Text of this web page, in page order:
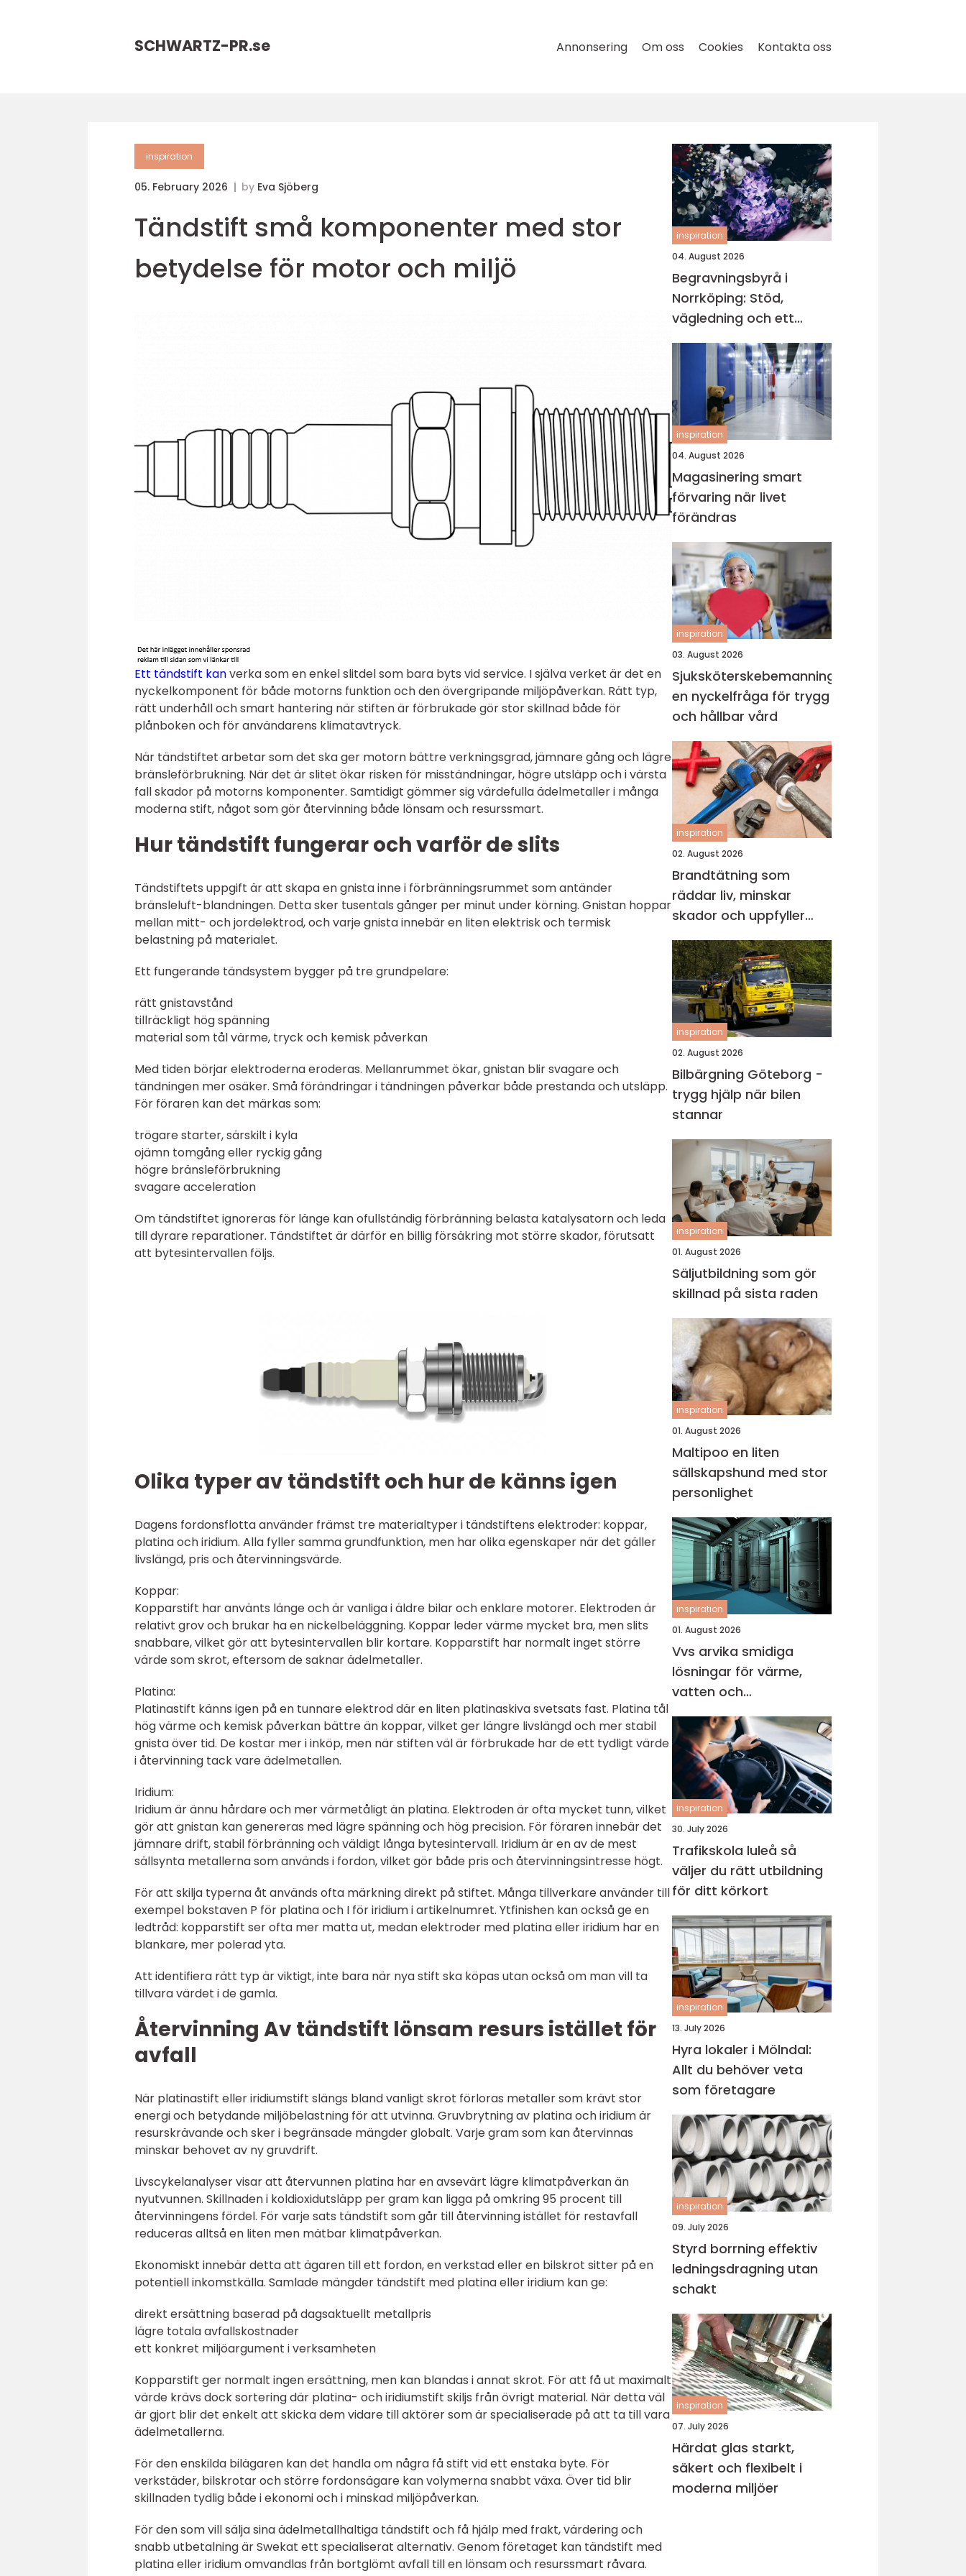
SCHWARTZ-PR.se Annonsering Om oss Cookies Kontakta oss
inspiration
05. February 2026 by Eva Sjöberg
Tändstift små komponenter med stor
betydelse för motor och miljö
Ett tändstift kanverka som en enkel slitdel som bara byts vid service. I själva verket är det en
nyckelkomponent för både motorns funktion och den övergripande miljöpåverkan. Rätt typ,
rätt underhåll och smart hantering när stiften är förbrukade gör stor skillnad både för
plånboken och för användarens klimatavtryck.
När tändstiftet arbetar som det ska ger motorn bättre verkningsgrad, jämnare gång och lägre
bränsleförbrukning. När det är slitet ökar risken för misständningar, högre utsläpp och i värsta
fall skador på motorns komponenter. Samtidigt gömmer sig värdefulla ädelmetaller i många
moderna stift, något som gör återvinning både lönsam och resurssmart.
Hur tändstift fungerar och varför de slits
Tändstiftets uppgift är att skapa en gnista inne i förbränningsrummet som antänder
bränsleluft-blandningen. Detta sker tusentals gånger per minut under körning. Gnistan hoppar
mellan mitt- och jordelektrod, och varje gnista innebär en liten elektrisk och termisk
belastning på materialet.
Ett fungerande tändsystem bygger på tre grundpelare:
rätt gnistavstånd
tillräckligt hög spänning
material som tål värme, tryck och kemisk påverkan
Med tiden börjar elektroderna eroderas. Mellanrummet ökar, gnistan blir svagare och
tändningen mer osäker. Små förändringar i tändningen påverkar både prestanda och utsläpp.
För föraren kan det märkas som:
trögare starter, särskilt i kyla
ojämn tomgång eller ryckig gång
högre bränsleförbrukning
svagare acceleration
Om tändstiftet ignoreras för länge kan ofullständig förbränning belasta katalysatorn och leda
till dyrare reparationer. Tändstiftet är därför en billig försäkring mot större skador, förutsatt
att bytesintervallen följs.
Olika typer av tändstift och hur de känns igen
Dagens fordonsflotta använder främst tre materialtyper i tändstiftens elektroder: koppar,
platina och iridium. Alla fyller samma grundfunktion, men har olika egenskaper när det gäller
livslängd, pris och återvinningsvärde.
Koppar:
Kopparstift har använts länge och är vanliga i äldre bilar och enklare motorer. Elektroden är
relativt grov och brukar ha en nickelbeläggning. Koppar leder värme mycket bra, men slits
snabbare, vilket gör att bytesintervallen blir kortare. Kopparstift har normalt inget större
värde som skrot, eftersom de saknar ädelmetaller.
Platina:
Platinastift känns igen på en tunnare elektrod där en liten platinaskiva svetsats fast. Platina tål
hög värme och kemisk påverkan bättre än koppar, vilket ger längre livslängd och mer stabil
gnista över tid. De kostar mer i inköp, men när stiften väl är förbrukade har de ett tydligt värde
i återvinning tack vare ädelmetallen.
Iridium:
Iridium är ännu hårdare och mer värmetåligt än platina. Elektroden är ofta mycket tunn, vilket
gör att gnistan kan genereras med lägre spänning och hög precision. För föraren innebär det
jämnare drift, stabil förbränning och väldigt långa bytesintervall. Iridium är en av de mest
sällsynta metallerna som används i fordon, vilket gör både pris och återvinningsintresse högt.
För att skilja typerna åt används ofta märkning direkt på stiftet. Många tillverkare använder till
exempel bokstaven P för platina och I för iridium i artikelnumret. Ytfinishen kan också ge en
ledtråd: kopparstift ser ofta mer matta ut, medan elektroder med platina eller iridium har en
blankare, mer polerad yta.
Att identifiera rätt typ är viktigt, inte bara när nya stift ska köpas utan också om man vill ta
tillvara värdet i de gamla.
Återvinning Av tändstift lönsam resurs istället för
avfall
När platinastift eller iridiumstift slängs bland vanligt skrot förloras metaller som krävt stor
energi och betydande miljöbelastning för att utvinna. Gruvbrytning av platina och iridium är
resurskrävande och sker i begränsade mängder globalt. Varje gram som kan återvinnas
minskar behovet av ny gruvdrift.
Livscykelanalyser visar att återvunnen platina har en avsevärt lägre klimatpåverkan än
nyutvunnen. Skillnaden i koldioxidutsläpp per gram kan ligga på omkring 95 procent till
återvinningens fördel. För varje sats tändstift som går till återvinning istället för restavfall
reduceras alltså en liten men mätbar klimatpåverkan.
Ekonomiskt innebär detta att ägaren till ett fordon, en verkstad eller en bilskrot sitter på en
potentiell inkomstkälla. Samlade mängder tändstift med platina eller iridium kan ge:
direkt ersättning baserad på dagsaktuellt metallpris
lägre totala avfallskostnader
ett konkret miljöargument i verksamheten
Kopparstift ger normalt ingen ersättning, men kan blandas i annat skrot. För att få ut maximalt
värde krävs dock sortering där platina- och iridiumstift skiljs från övrigt material. När detta väl
är gjort blir det enkelt att skicka dem vidare till aktörer som är specialiserade på att ta till vara
ädelmetallerna.
För den enskilda bilägaren kan det handla om några få stift vid ett enstaka byte. För
verkstäder, bilskrotar och större fordonsägare kan volymerna snabbt växa. Över tid blir
skillnaden tydlig både i ekonomi och i minskad miljöpåverkan.
För den som vill sälja sina ädelmetallhaltiga tändstift och få hjälp med frakt, värdering och
snabb utbetalning är Swekat ett specialiserat alternativ. Genom företaget kan tändstift med
platina eller iridium omvandlas från bortglömt avfall till en lönsam och resurssmart råvara.
inspiration
04. August 2026
Begravningsbyrå i
Norrköping: Stöd,
vägledning och ett
värdigt avsked
inspiration
04. August 2026
Magasinering smart
förvaring när livet
förändras
inspiration
03. August 2026
Sjuksköterskebemanning
en nyckelfråga för trygg
och hållbar vård
inspiration
02. August 2026
Brandtätning som
räddar liv, minskar
skador och uppfyller
lagkrav
inspiration
02. August 2026
Bilbärgning Göteborg -
trygg hjälp när bilen
stannar
inspiration
01. August 2026
Säljutbildning som gör
skillnad på sista raden
inspiration
01. August 2026
Maltipoo en liten
sällskapshund med stor
personlighet
inspiration
01. August 2026
Vvs arvika smidiga
lösningar för värme,
vatten och
inomhusklimat
inspiration
30. July 2026
Trafikskola luleå så
väljer du rätt utbildning
för ditt körkort
inspiration
13. July 2026
Hyra lokaler i Mölndal:
Allt du behöver veta
som företagare
inspiration
09. July 2026
Styrd borrning effektiv
ledningsdragning utan
schakt
inspiration
07. July 2026
Härdat glas starkt,
säkert och flexibelt i
moderna miljöer